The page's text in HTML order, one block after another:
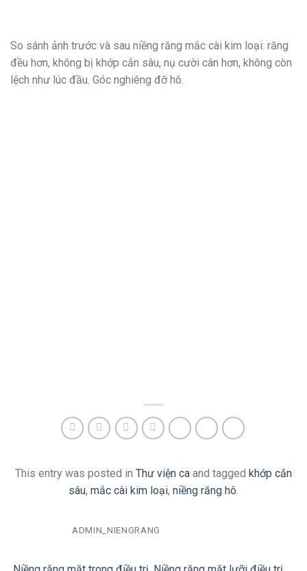
So sánh ảnh trước và sau niềng răng mắc cài kim loại: răng
đều hơn, không bị khớp cắn sâu, nụ cười cân hơn, không còn
lệch như lúc đầu. Góc nghiêng đỡ hô.
This entry was posted in Thư viện ca and tagged khớp cắn
sâu, mắc cài kim loại, niềng răng hô.
ADMIN_NIENGRANG